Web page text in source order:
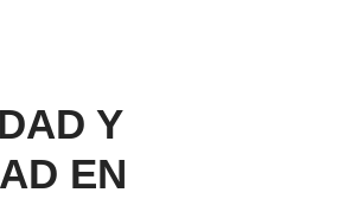
Y
EN